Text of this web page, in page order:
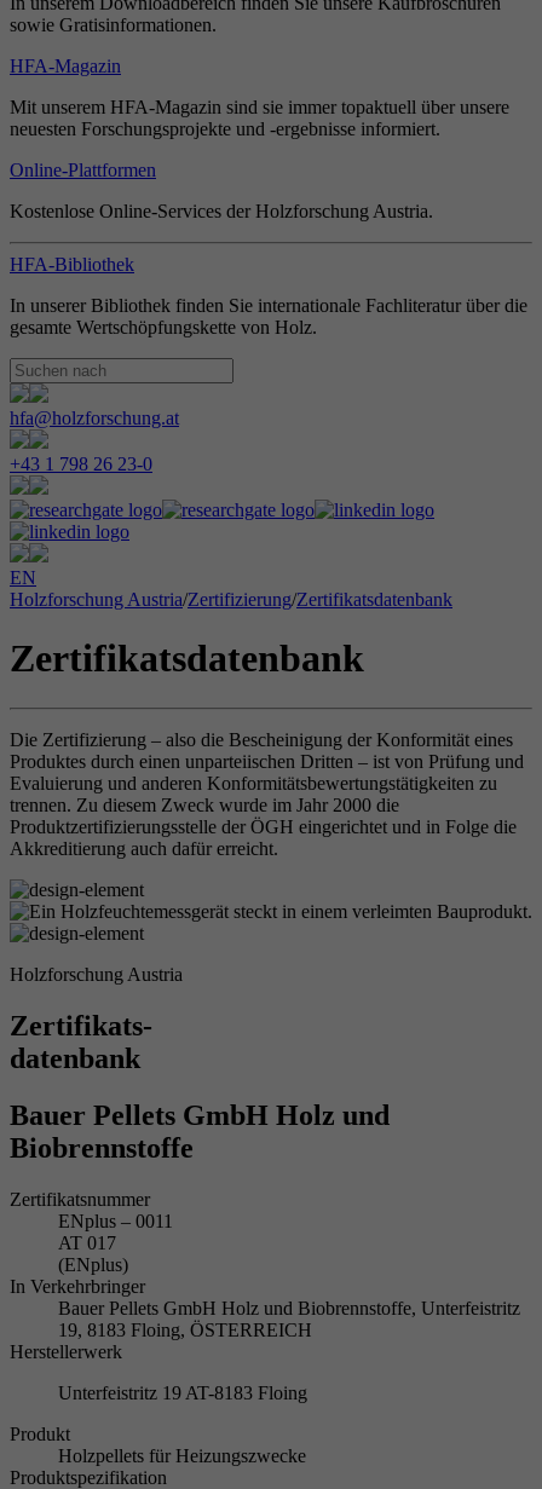
sowie Gratisinformationen.
HFA-Magazin
Mit unserem HFA-Magazin sind sie immer topaktuell über unsere
neuesten Forschungsprojekte und -ergebnisse informiert.
Online-Plattformen
Kostenlose Online-Services der Holzforschung Austria.
HFA-Bibliothek
In unserer Bibliothek finden Sie internationale Fachliteratur über die
gesamte Wertschöpfungskette von Holz.
hfa@holzforschung.at
+43 1 798 26 23-0
EN
Holzforschung Austria/Zertifizierung/Zertifikatsdatenbank
Zertifikatsdatenbank
Die Zertifizierung – also die Bescheinigung der Konformität eines
Produktes durch einen unparteiischen Dritten – ist von Prüfung und
Evaluierung und anderen Konformitätsbewertungstätigkeiten zu
trennen. Zu diesem Zweck wurde im Jahr 2000 die
Produktzertifizierungsstelle der ÖGH eingerichtet und in Folge die
Akkreditierung auch dafür erreicht.
Holzforschung Austria
Zertifikats-
datenbank
Bauer Pellets GmbH Holz und
Biobrennstoffe
Zertifikatsnummer
ENplus – 0011
AT 017
(ENplus)
In Verkehrbringer
Bauer Pellets GmbH Holz und Biobrennstoffe, Unterfeistritz
19, 8183 Floing, ÖSTERREICH
Herstellerwerk
Unterfeistritz 19 AT-8183 Floing
Produkt
Holzpellets für Heizungszwecke
Produktspezifikation